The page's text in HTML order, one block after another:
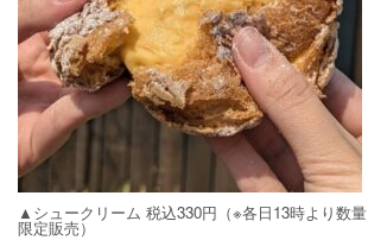
▲シュークリーム 税込330円（※各日13時より数量
限定販売）